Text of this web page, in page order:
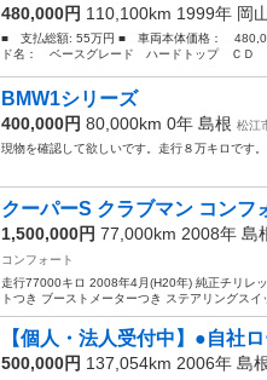
480,000円 110,100km 1999年 岡
■ 支払総額: 55万円 ■ 車両本体価格：
ド名： ベースグレード ハードトップ Ｃ
BMW1シリーズ
400,000円 80,000km 0年 島根 松江
現物を確認して欲しいです。走行８万キロです
クーパーS クラブマン コンフ
1,500,000円 77,000km 2008年 島
コンフォート
走行77000キロ 2008年4月(H20年) 純正チリレ
トつき ブーストメーターつき ステアリングスイ
【個人・法人受付中】●自社
500,000円 137,054km 2006年 島